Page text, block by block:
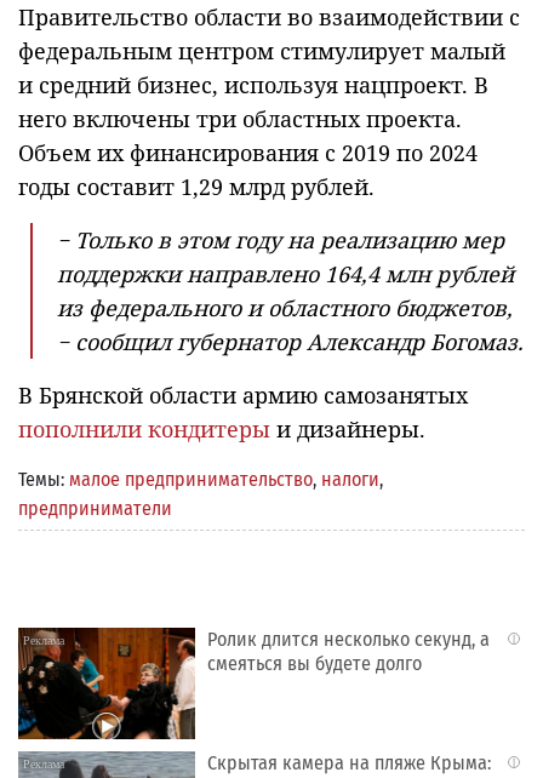
Правительство области во взаимодействии с
федеральным центром стимулирует малый
и средний бизнес, используя нацпроект. В
него включены три областных проекта.
Объем их финансирования с 2019 по 2024
годы составит 1,29 млрд рублей.
− Только в этом году на реализацию мер
поддержки направлено 164,4 млн рублей
из федерального и областного бюджетов,
− сообщил губернатор Александр Богомаз.
В Брянской области армию самозанятых
пополнили кондитеры и дизайнеры.
Темы: малое предпринимательство, налоги,
предприниматели
i
Ролик длится несколько секунд, а
смеяться вы будете долго
i
Скрытая камера на пляже Крыма: